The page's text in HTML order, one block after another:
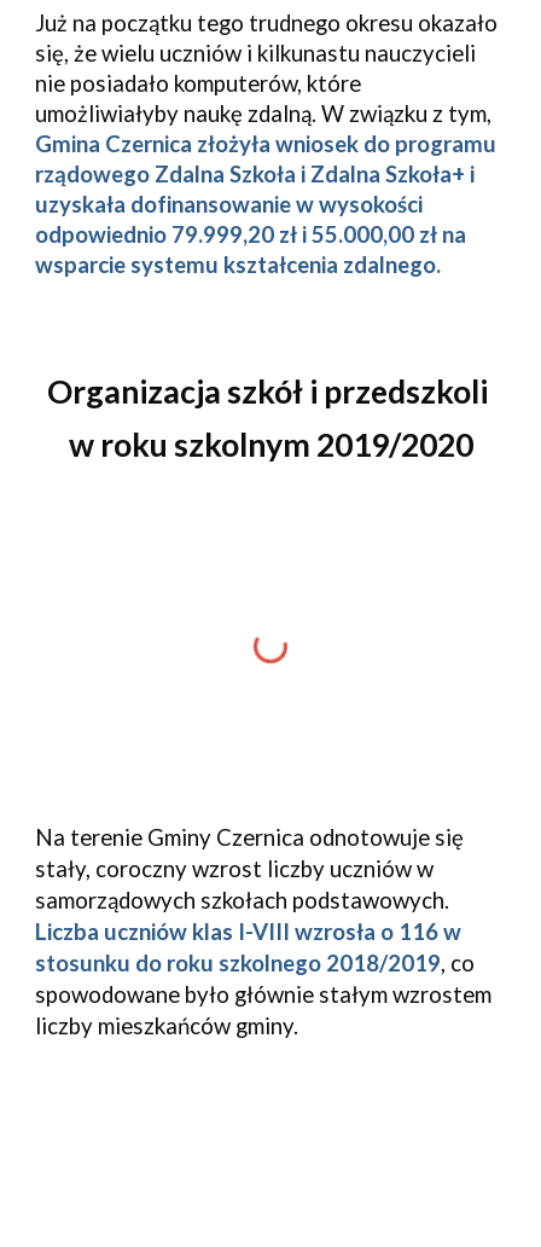
Już na początku tego trudnego okresu okazało
się, że wielu uczniów i kilkunastu nauczycieli
nie posiadało komputerów, które
Gmina Czernica złożyła wniosek do programu
rządowego Zdalna Szkoła i Zda
odpowiednio 79.999,20 zł i 55.000,00 zł na
wsparcie systemu kształcenia zdalnego.
Organizacja szkół i przedszkoli
w roku szkolnym 2019/2020
Na terenie Gminy Czernica odnotowuje się
stały, coroczny wzrost liczby uczniów w
Liczba uczniów klas I-VIII wzrosła o 116 w
stosunku do roku szkolnego 2018/2019, co
spowodowane było głównie stałym wzrostem
liczby mieszkańców gminy.